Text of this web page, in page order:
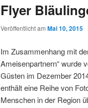
Flyer
Veröffentlicht am Mai 10, 2015
Im Zusammenhang mit
Ameisenpartnern“ wurde
Güsten im Dezember
enthält eine Reihe von
Menschen in der Region